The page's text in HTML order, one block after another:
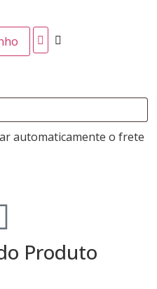
automaticamente o frete
Produto